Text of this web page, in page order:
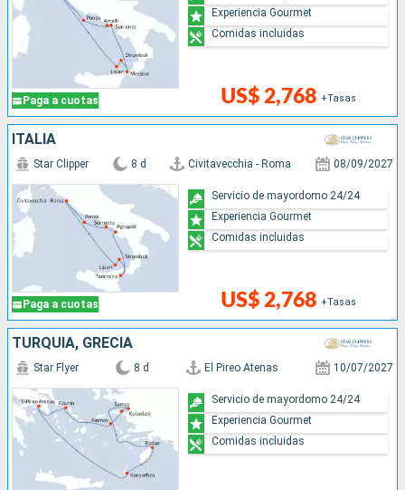
Paga a cuotas US$ 2,768 +Tasas
Experiencia Gourmet
Comidas incluidas
ITALIA
Paga a cuotas
Star Clipper 8 d Civitavecchia - Roma 08/09/2027
US$ 2,768 +Tasas
Servicio de mayordomo 24/24
Experiencia Gourmet
Comidas incluidas
TURQUÍA, GRECIA
Star Flyer 8 d El Pireo Atenas 10/07/2027
Servicio de mayordomo 24/24
Experiencia Gourmet
Comidas incluidas